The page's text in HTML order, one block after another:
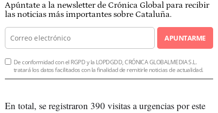
Apúntate a la newsletter de Crónica Global para recibir
las noticias más importantes sobre Cataluña.
APUNTARME
De conformidad con el RGPD y la LOPDGDD, CRÓNICA GLOBALMEDIA S.L.
tratará los datos facilitados con la finalidad de remitirle noticias de actualidad.
En total, se registraron 390 visitas a urgencias por este